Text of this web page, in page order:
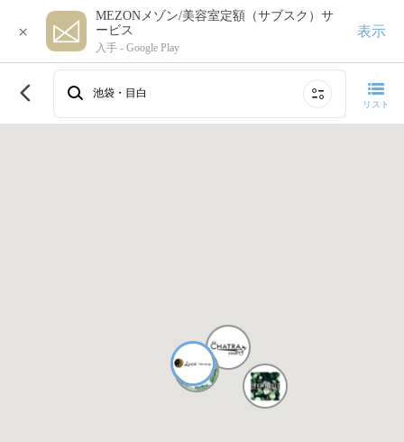
×
MEZONメゾン/美容室定額（サブスク）サ
ービス
入手 - Google Play
表示
池袋・目白
リスト